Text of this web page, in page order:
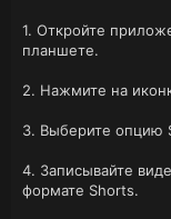
1. Откройте
планшете.
2. Нажмите на
3. Выберите опцию
4. Записывайте
формате Shorts.